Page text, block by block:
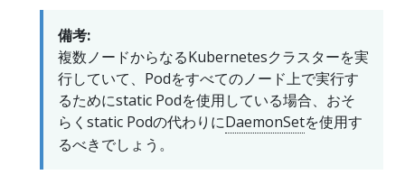
備考:
複数ノードからなるKubernetesクラスターを実
行していて、Podをすべてのノード上で実行す
るためにstatic Podを使用している場合、おそ
らくstatic Podの代わりにDaemonSetを使用す
るべきでしょう。